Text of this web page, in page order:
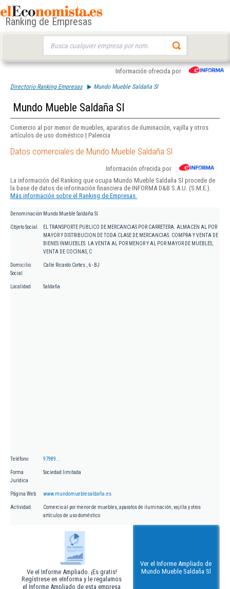
Ranking de Empresas
Información ofrecida por
Directorio Ranking Empresas Mundo Mueble Saldaña Sl
Mundo Mueble Saldaña Sl
Comercio al por menor de muebles, aparatos de iluminación, vajilla y otros
artículos de uso doméstico | Palencia
Datos comerciales de Mundo Mueble Saldaña Sl
Información ofrecida por
La información del Ranking que ocupa Mundo Mueble Saldaña Sl procede de
la base de datos de información financiera de INFORMA D&B S.A.U. (S.M.E.).
Más información sobre el Ranking de Empresas.
Denominación Mundo Mueble Saldaña Sl
Objeto Social
EL TRANSPORTE PUBLICO DE MERCANCIAS POR CARRETERA. ALMACEN AL POR
MAYOR Y DISTRIBUCION DE TODA CLASE DE MERCANCIAS. COMPRA Y VENTA DE
BIENES INMUEBLES. LA VENTA AL POR MENOR Y AL POR MAYOR DE MUEBLES,
VENTA DE COCINAS, C
Domicilio
Social
Calle Ricardo Cortes , 6 - BJ
Localidad Saldaña
Teléfono 97989...
Forma
Jurídica
Sociedad limitada
Página Web www.mundomueblesaldaña.es
Actividad
Comercio al por menor de muebles, aparatos de iluminación, vajilla y otros
artículos de uso doméstico
Ve el Informe Ampliado. ¡Es gratis!
Regístrese en eInforma y le regalamos
el Informe Ampliado de esta empresa
Ver el Informe Ampliado de
Mundo Mueble Saldaña Sl